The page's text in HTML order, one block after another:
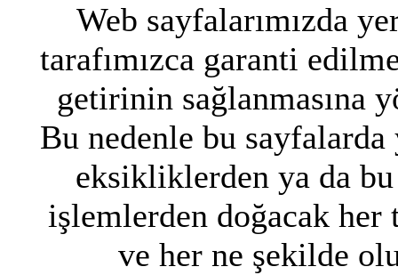
Web sayfalarımızda
tarafımızca garanti
getirinin sağlanmasına
Bu nedenle bu
eksikliklerden ya da
işlemlerden doğacak
ve her ne şekilde